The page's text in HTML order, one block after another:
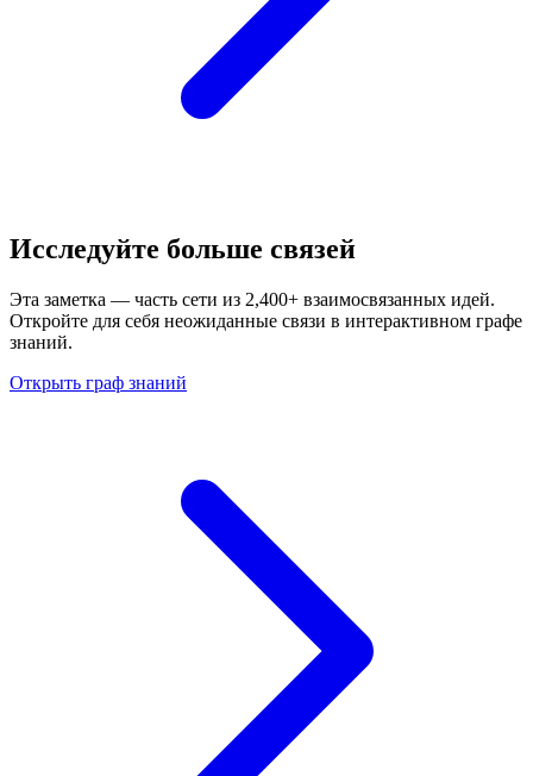
Исследуйте больше связей
Эта заметка — часть сети из 2,400+ взаимосвязанных идей.
Откройте для себя неожиданные связи в интерактивном графе
знаний.
Открыть граф знаний